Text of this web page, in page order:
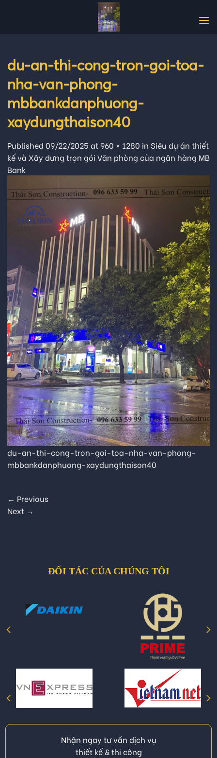
du-an-thi-cong-tron-goi-toa-
nha-van-phong-
mbbankdanphuong-
xaydungthaison40
Published 09/22/2025 at 960 × 1280 in Siêu dự án thiết
kế và Xây dựng trọn gói Văn phòng của ngân hàng MB
Bank
du-an-thi-cong-tron-goi-toa-nha-van-phong-
mbbankdanphuong-xaydungthaison40
← Previous
Next →
ĐỐI TÁC CỦA CHÚNG TÔI
Nhận ngay tư vấn dịch vụ
thiết kế & thi công